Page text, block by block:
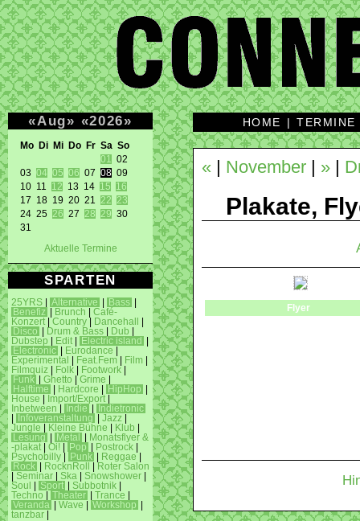
«Aug» «2026»
Mo Di Mi Do Fr Sa So
01
02
03 04 05 06 07 08 09
10 11 12 13 14 15
16
17 18 19 20 21 22
23
24 25 26 27 28 29 30
31
Aktuelle Termine
SPARTEN
25YRS Alternative Bass
Benefiz
Brunch
Café-
Konzert
Country Dancehall
Disco
Drum & Bass Dub
Dubstep
Edit Electric island
Electronic
Eurodance
Experimental
Feat.Fem Film
Filmquiz
Folk Footwork
Funk
Ghetto Grime
Halftime
Hardcore HipHop
House
Import/Export
Inbetween
Indie
Indietronic
Infoveranstaltung Jazz
Jungle
Kleine Bühne Klub
Lesung
Metal
Monatsflyer &
-plakat
Oi! Pop Postrock
Psychobilly
Punk Reggae
Rock
RocknRoll
Roter Salon
Seminar Ska Snowshower
Soul
Sport Subbotnik
Techno
Theater Trance
Veranda
Wave Workshop
tanzbar
HOME |TERMINE
« November »
Plakate,
Flyer